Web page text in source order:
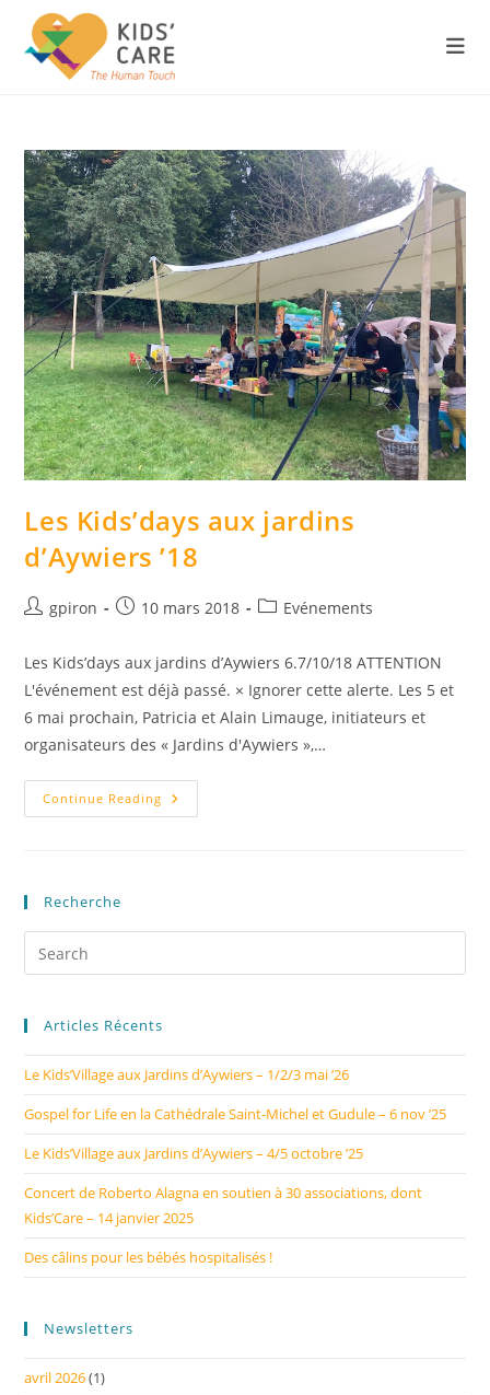
Les Kids’days aux jardins
d’Aywiers ’18
gpiron 10 mars 2018 Evénements
Les Kids’days aux jardins d’Aywiers 6.7/10/18 ATTENTION
L'événement est déjà passé. × Ignorer cette alerte. Les 5 et
6 mai prochain, Patricia et Alain Limauge, initiateurs et
organisateurs des « Jardins d'Aywiers »,…
Continue Reading
Recherche
Articles Récents
Le Kids’Village aux Jardins d’Aywiers – 1/2/3 mai ’26
Gospel for Life en la Cathédrale Saint-Michel et Gudule – 6 nov ’25
Le Kids’Village aux Jardins d’Aywiers – 4/5 octobre ’25
Concert de Roberto Alagna en soutien à 30 associations, dont
Kids’Care – 14 janvier 2025
Des câlins pour les bébés hospitalisés !
Newsletters
avril 2026(1)